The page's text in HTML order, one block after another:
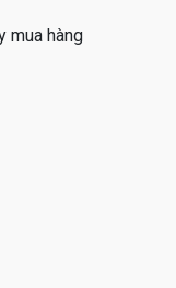
mua hàng